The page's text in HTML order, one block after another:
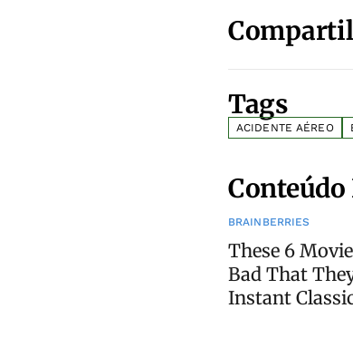
Tags
ACIDENTE AÉREO